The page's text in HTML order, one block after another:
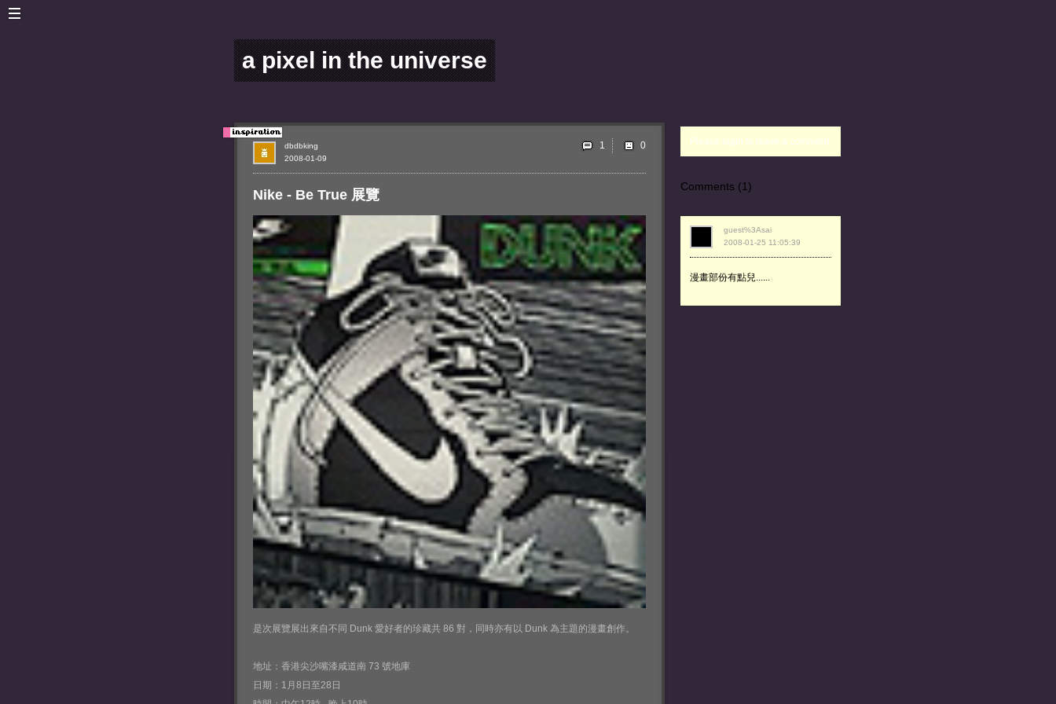
a pixel in the universe
Nike - Be True 展覽
是次展覽展出來自不同 Dunk 愛好者的珍藏共 86 對，同時亦有以 Dunk 為主題的漫畫創作。
地址：香港尖沙嘴漆咸道南 73 號地庫
日期：1月8日至28日
2008-01-09
dbdbking 1 Please login to leave a comment.
Comments (1)
漫畫部份有點兒......
2008-01-25 11:05:39
guest%3Asai